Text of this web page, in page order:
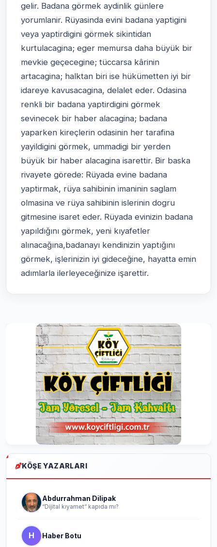
gelir. Badana görmek aydinlik günlere
yorumlanir. Rüyasinda evini badana yaptigini
veya yaptirdigini görmek sikintidan
kurtulacagina; eger memursa daha büyük bir
mevkie geçecegine; tüccarsa kârinin
artacagina; halktan biri ise hükümetten iyi bir
idareye kavusacagina, delalet eder. Odasina
renkli bir badana yaptirdigini görmek
sevinecek bir haber alacagina; badana
yaparken kireçlerin odasinin her tarafina
yayildigini görmek, ummadigi bir yerden
büyük bir haber alacagina isarettir. Bir baska
rivayete görede: Rüyada evine badana
yaptirmak, rüya sahibinin imaninin saglam
olmasina ve rüya sahibinin islerinin dogru
gitmesine isaret eder. Rüyada evinizin badana
yapıldığını görmek, yeni kıyafetler
alınacağına,badanayı kendinizin yaptığını
görmek, işlerinizin iyi gideceğine, hayatta emin
adımlarla ilerleyeceğinize işarettir.
KÖŞE YAZARLARI
Abdurrahman Dilipak
“Dijital kıyamet“ kapıda mı?
H Haber Botu